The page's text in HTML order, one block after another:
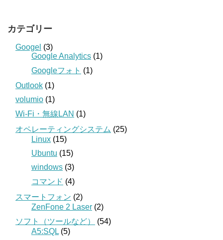
カテゴリー
Googel (3)
Google Analytics (1)
Googleフォト (1)
Outlook (1)
volumio (1)
Wi-Fi・無線LAN (1)
オペレーティングシステム (25)
Linux (15)
Ubuntu (15)
windows (3)
コマンド (4)
スマートフォン (2)
ZenFone 2 Laser (2)
ソフト（ツールなど）
(54)
A5:SQL (5)